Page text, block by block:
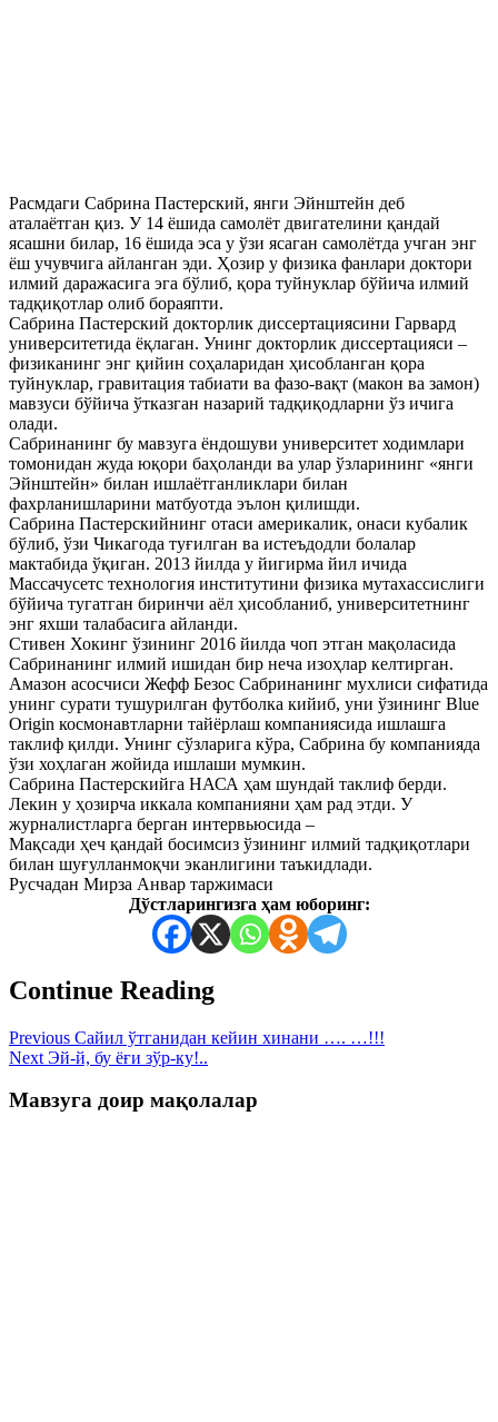
Расмдаги Сабрина Пастерский, янги Эйнштейн деб
аталаётган қиз. У 14 ёшида самолёт двигателини қандай
ясашни билар, 16 ёшида эса у ўзи ясаган самолётда учган энг
ёш учувчига айланган эди. Ҳозир у физика фанлари доктори
илмий даражасига эга бўлиб, қора туйнуклар бўйича илмий
тадқиқотлар олиб бораяпти.
Сабрина Пастерский докторлик диссертациясини Гарвард
университетида ёқлаган. Унинг докторлик диссертацияси –
физиканинг энг қийин соҳаларидан ҳисобланган қора
туйнуклар, гравитация табиати ва фазо-вақт (макон ва замон)
мавзуси бўйича ўтказган назарий тадқиқодларни ўз ичига
олади.
Сабринанинг бу мавзуга ёндошуви университет ходимлари
томонидан жуда юқори баҳоланди ва улар ўзларининг «янги
Эйнштейн» билан ишлаётганликлари билан
фахрланишларини матбуотда эълон қилишди.
Сабрина Пастерскийнинг отаси америкалик, онаси кубалик
бўлиб, ўзи Чикагода туғилган ва истеъдодли болалар
мактабида ўқиган. 2013 йилда у йигирма йил ичида
Массачусетс технология институтини физика мутахассислиги
бўйича тугатган биринчи аёл ҳисобланиб, университетнинг
энг яхши талабасига айланди.
Стивен Хокинг ўзининг 2016 йилда чоп этган мақоласида
Сабринанинг илмий ишидан бир неча изоҳлар келтирган.
Aмазон асосчиси Жефф Безос Сабринанинг мухлиси сифатида
унинг сурати тушурилган футболка кийиб, уни ўзининг Bluе
Origin космонавтларни тайёрлаш компаниясида ишлашга
таклиф қилди. Унинг сўзларига кўра, Сабрина бу компанияда
ўзи хоҳлаган жойида ишлаши мумкин.
Сабрина Пастерскийга НАСА ҳам шундай таклиф берди.
Лекин у ҳозирча иккала компанияни ҳам рад этди. У
журналистларга берган интервьюсида –
Мақсади ҳеч қандай босимсиз ўзининг илмий тадқиқотлари
билан шуғулланмоқчи эканлигини таъкидлади.
Русчадан Мирза Анвар таржимаси
Дўстларингизга ҳам юборинг:
Continue Reading
Previous Сайил ўтганидан кейин хинани …. …!!!
Next Эй-й, бу ёғи зўр-ку!..
Мавзуга доир мақолалар